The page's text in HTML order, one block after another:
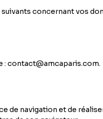
concernant vos
: contact@amcaparis.com.
de navigation et de